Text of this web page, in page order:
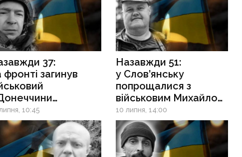
37:
фронті загинув
Московчук
10:45
Назавжди 51:
у Слов’янську
попрощалися з
військовим Михайлом
Резченком
10 липня, 14:00